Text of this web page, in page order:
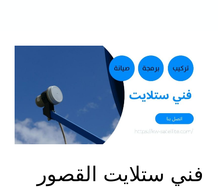
فني ستلايت القصور